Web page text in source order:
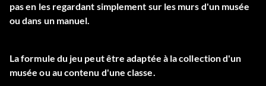
pas en les regardant simplement sur les murs d'un musée
ou dans un manuel.
La formule du jeu peut être adaptée à la collection d'un
musée ou au contenu d'une classe.